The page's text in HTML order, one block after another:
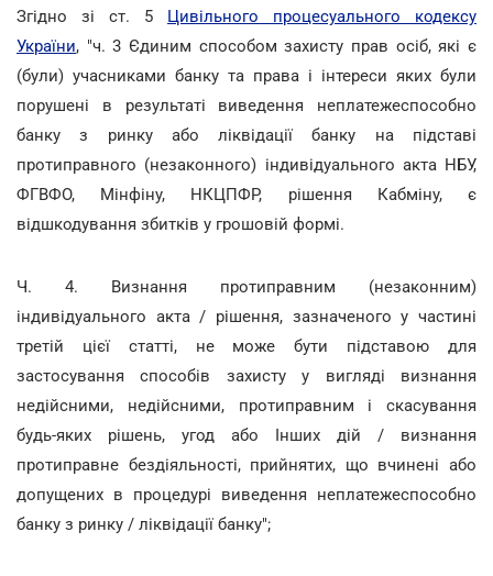
Згідно зі ст. 5 Цивільного процесуального кодексу
України, "ч. 3 Єдиним способом захисту прав осіб, які є
(були) учасниками банку та права і інтереси яких були
порушені в результаті виведення неплатежеспособно
банку з ринку або ліквідації банку на підставі
протиправного (незаконного) індивідуального акта НБУ,
ФГВФО, Мінфіну, НКЦПФР, рішення Кабміну, є
відшкодування збитків у грошовій формі.
Ч. 4. Визнання протиправним (незаконним)
індивідуального акта / рішення, зазначеного у частині
третій цієї статті, не може бути підставою для
застосування способів захисту у вигляді визнання
недійсними, недійсними, протиправним і скасування
будь-яких рішень, угод або Інших дій / визнання
протиправне бездіяльності, прийнятих, що вчинені або
допущених в процедурі виведення неплатежеспособно
банку з ринку / ліквідації банку";